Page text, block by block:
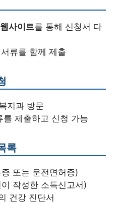
사이트를 통해 신청서 다
류를 함께 제출
지과 방문
를 제출하고 신청 가능
록
또는 운전면허증)
작성한 소득신고서)
건강 진단서